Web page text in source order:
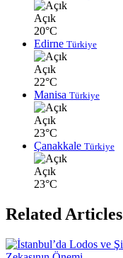
Açık
20°C
Edirne Türkiye
Açık
22°C
Manisa Türkiye
Açık
23°C
Çanakkale Türkiye
Açık
23°C
Related Articles